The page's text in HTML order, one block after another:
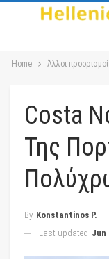
Home Άλλοι προορισμοί
Costa
Της
By Konstantinos P.
Last updated Jun